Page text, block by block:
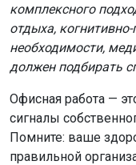
комплексного
отдыха,
необходимости,
должен подбирать
Офисная работа —
сигналы
Помните: ваше
правильной